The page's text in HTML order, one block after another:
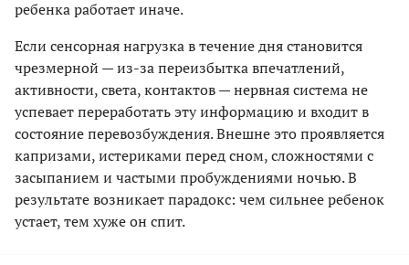
ребенка работает иначе.
Если сенсорная нагрузка в течение дня становится
чрезмерной — из-за переизбытка впечатлений,
активности, света, контактов — нервная система не
успевает переработать эту информацию и входит в
состояние перевозбуждения. Внешне это проявляется
капризами, истериками перед сном, сложностями с
засыпанием и частыми пробуждениями ночью. В
результате возникает парадокс: чем сильнее ребенок
устает, тем хуже он спит.